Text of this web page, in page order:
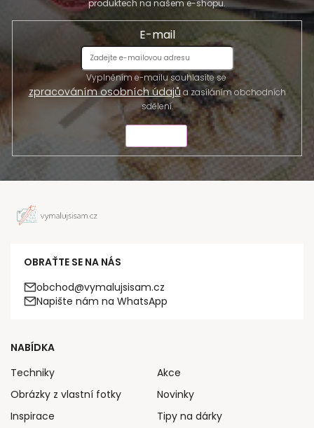
produktech na našem e-shopu.
E-mail
Vyplněním e-mailu souhlasíte se
zpracováním osobních údajůa zasíláním obchodních
sdělení.
OBRAŤTE SE NA NÁS
obchod@vymalujsisam.cz
Napište nám na WhatsApp
NABÍDKA
Techniky
Obrázky z vlastní fotky
Inspirace
Akce
Novinky
Tipy na dárky